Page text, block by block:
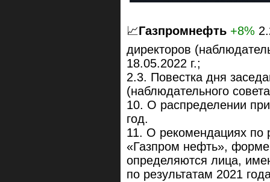
📈Газпромнефть +8%
директоров
18.05.2022 г.;
2.3. Повестка дня
(наблюдательного
10. О распределении
год.
11. О рекомендациях
«Газпром нефть»,
определяются лица,
по результатам 2021